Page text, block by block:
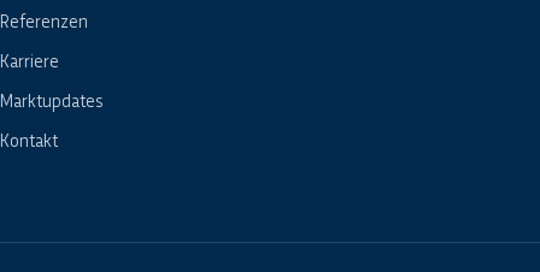
Referenzen
Karriere
Marktupdates
Kontakt